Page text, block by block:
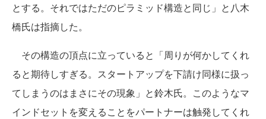
とする。それではただのピラミッド構造と同じ」と八木
橋氏は指摘した。
その構造の頂点に立っていると「周りが何かしてくれ
ると期待しすぎる。スタートアップを下請け同様に扱っ
てしまうのはまさにその現象」と鈴木氏。このようなマ
インドセットを変えることをパートナーは触発してくれ